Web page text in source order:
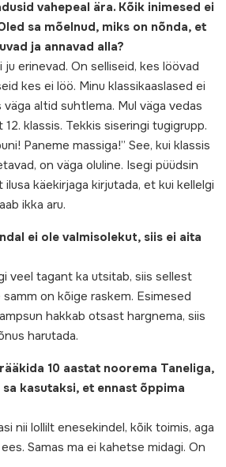
vahepeal ära. Kõik inimesed ei
sa mõelnud, miks on nõnda, et
ja annavad alla?
erinevad. On selliseid, kes löövad
kes ei löö. Minu klassikaaslased ei
altid suhtlema. Mul väga vedas
klassis. Tekkis siseringi tugigrupp.
Paneme massiga!” See, kui klassis
on väga oluline. Isegi püüdsin
käekirjaga kirjutada, et kui kellelgi
ikka aru.
ei ole valmisolekut, siis ei aita
veel tagant ka utsitab, siis sellest
on kõige raskem. Esimesed
hakkab otsast hargnema, siis
harutada.
10 aastat noorema Taneliga,
kasutaksi, et ennast õppima
nii lollilt enesekindel, kõik toimis, aga
Samas ma ei kahetse midagi. On